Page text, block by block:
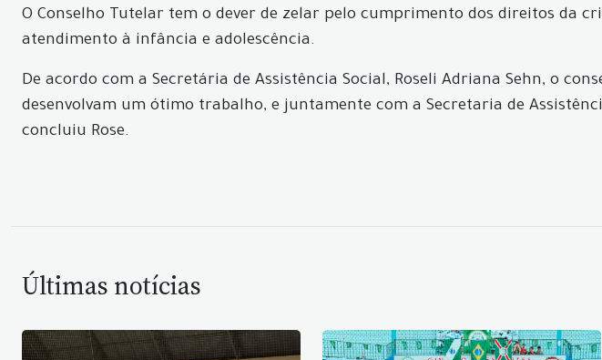
O Conselho Tutelar tem o dever de zelar pelo cumprimento dos direitos da
atendimento à infância e adolescência.
De acordo com a Secretária de Assistência Social, Roseli Adriana Sehn, o
desenvolvam um ótimo trabalho, e juntamente com a Secretaria de
concluiu Rose.
Últimas notícias